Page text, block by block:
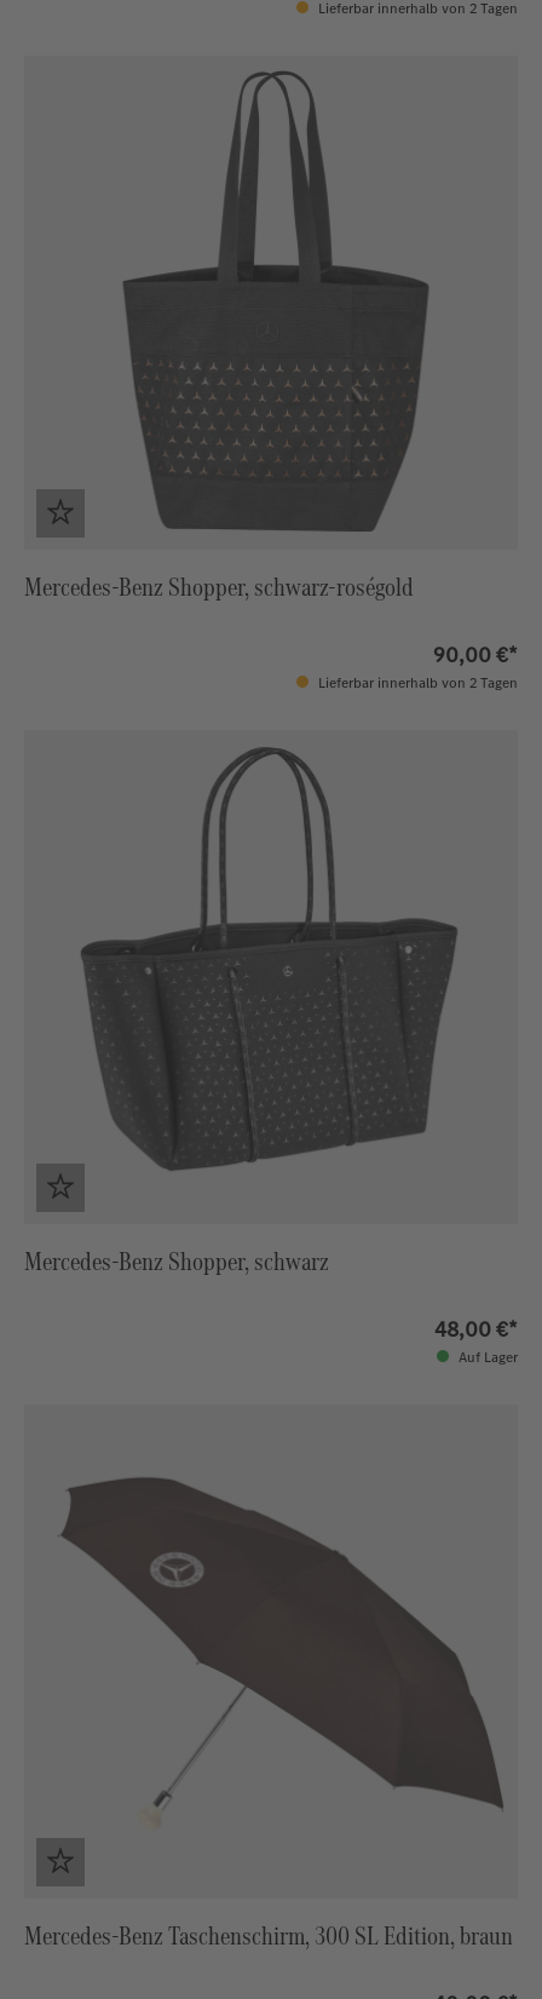
Lieferbar innerhalb von 2 Tagen
Mercedes-Benz Shopper, schwarz-roségold
90,00 €*
Lieferbar innerhalb von 2 Tagen
Mercedes-Benz Shopper, schwarz
48,00 €*
Auf Lager
Mercedes-Benz Taschenschirm, 300 SL Edition, braun